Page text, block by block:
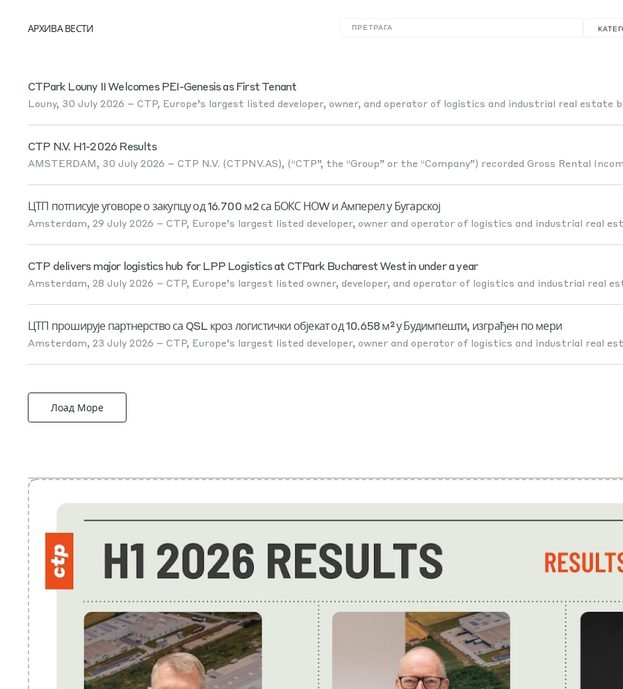
АРХИВА ВЕСТИ
CTPark Louny II Welcomes PEI-Genesis as First Tenant
Louny, 30 July 2026 – CTP, Europe’s largest listed developer, owner, and operator of logistics and industrial real estate
CTP N.V. H1-2026 Results
AMSTERDAM, 30 July 2026 – CTP N.V. (CTPNV.AS), (“CTP”, the “Group” or the “Company”) recorded Gross Rental
ЦТП потписује уговоре о закупцу од 16.700 м2 са БОКС НОW и Амперел у Бугарској
Amsterdam, 29 July 2026 – CTP, Europe’s largest listed developer, owner and operator of logistics and industrial real
CTP delivers major logistics hub for LPP Logistics at CTPark Bucharest West in under a year
Amsterdam, 28 July 2026 – CTP, Europe’s largest listed owner, developer, and operator of logistics and industrial real
ЦТП проширује партнерство са QSL кроз логистички објекат од 10.658 м² у Будимпешти, изграђен по мери
Amsterdam, 23 July 2026 – CTP, Europe’s largest listed developer, owner and operator of logistics and industrial real
Лоад Море